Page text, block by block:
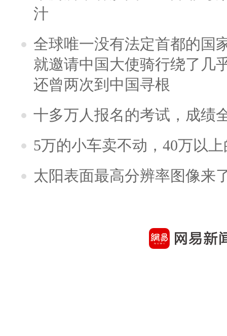
汁
全球唯一没有法定首都的国
就邀请中国大使骑行绕了几
还曾两次到中国寻根
十多万人报名的考试，成绩
5万的小车卖不动，40万以
太阳表面最高分辨率图像来